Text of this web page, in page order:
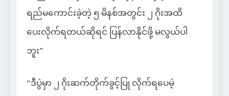
ရည်မကောင်းခဲ့တဲ့ ၅ မိနစ်အတွင်း ၂ ဂိုးအထိ
ပေးလိုက်ရတယ်ဆိုရင် ပြန်လာနိုင်ဖို့ မလွယ်ပါ
ဘူး”
“ဒီပွဲမှာ ၂ ဂိုးဆက်တိုက်ခွင့်ပြု လိုက်ရပေမဲ့